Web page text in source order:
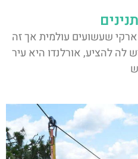
שעשועים עולמית אך זה
לה להציע, אורלנדו היא עיר